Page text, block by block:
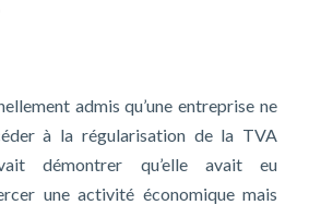
admis qu’une entreprise ne
à la régularisation de la TVA
démontrer qu’elle avait eu
une activité économique mais